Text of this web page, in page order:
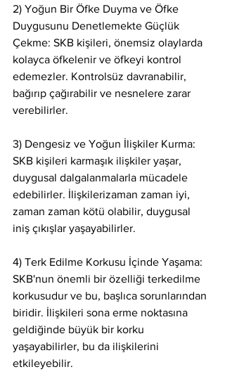
2) Yoğun Bir Öfke Duyma ve Öfke
Duygusunu Denetlemekte Güçlük
Çekme: SKB kişileri, önemsiz olaylarda
kolayca öfkelenir ve öfkeyi kontrol
edemezler. Kontrolsüz davranabilir,
bağırıp çağırabilir ve nesnelere zarar
verebilirler.
3) Dengesiz ve Yoğun İlişkiler Kurma:
SKB kişileri karmaşık ilişkiler yaşar,
duygusal dalgalanmalarla mücadele
edebilirler. İlişkilerizaman zaman iyi,
zaman zaman kötü olabilir, duygusal
iniş çıkışlar yaşayabilirler.
4) Terk Edilme Korkusu İçinde Yaşama:
SKB'nun önemli bir özelliği terkedilme
korkusudur ve bu, başlıca sorunlarından
biridir. İlişkileri sona erme noktasına
geldiğinde büyük bir korku
yaşayabilirler, bu da ilişkilerini
etkileyebilir.